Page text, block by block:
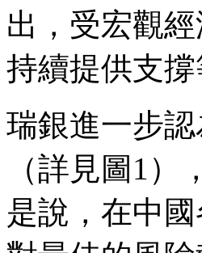
出，受宏觀
持續提供支
瑞銀進一步
（詳見圖1
是說，在中